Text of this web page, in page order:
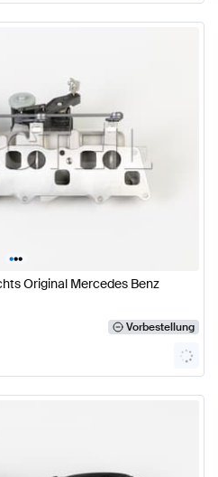
•••
Original Mercedes Benz
Vorbestellung